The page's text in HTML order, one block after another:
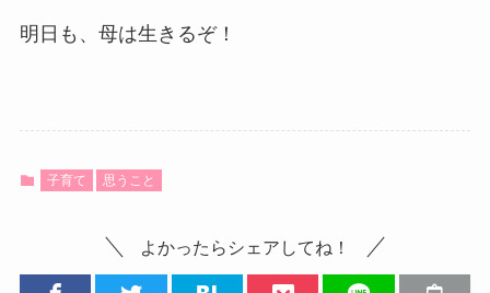
明日も、母は生きるぞ！
子育て 思うこと
よかったらシェアしてね！